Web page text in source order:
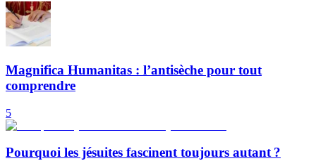
Magnifica Humanitas : l’antisèche pour tout
comprendre
5
Pourquoi les jésuites fascinent toujours autant ?